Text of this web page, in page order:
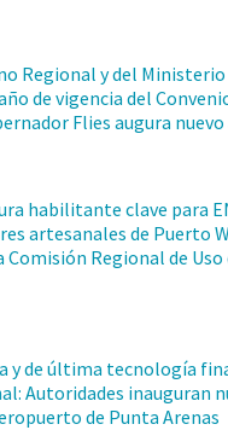
Regional y del Ministerio
de vigencia del
Flies augura nuevo
habilitante clave para
artesanales de Puerto
Comisión Regional de Uso
y de última tecnología
Autoridades inauguran
de Punta Arenas